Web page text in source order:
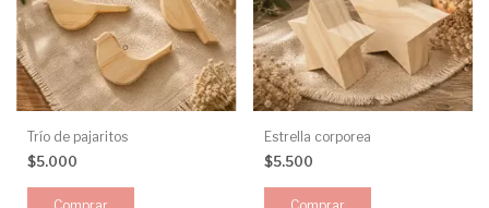
Trío de pajaritos
$5.000
Estrella corporea
$5.500